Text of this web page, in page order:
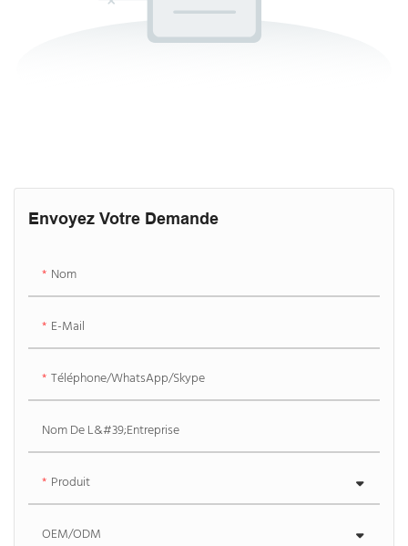
Envoyez Votre Demande
Nom
E-Mail
Téléphone/WhatsApp/Skype
Nom De L&#39;entreprise
Produit
OEM/ODM